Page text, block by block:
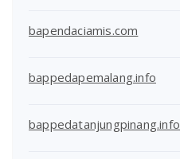
bapendaciamis.com
bappedapemalang.info
bappedatanjungpinang.info